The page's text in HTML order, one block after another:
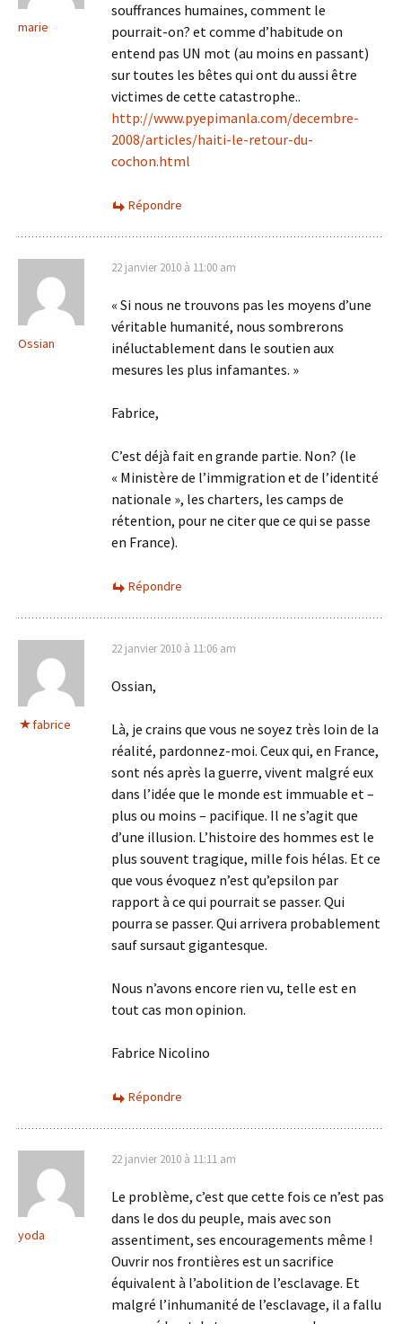
marie
souffrances humaines, comment le
pourrait-on? et comme d’habitude on
entend pas UN mot (au moins en passant)
sur toutes les bêtes qui ont du aussi être
victimes de cette catastrophe..
http://www.pyepimanla.com/decembre-
2008/articles/haiti-le-retour-du-
cochon.html
Répondre
Ossian
22 janvier 2010 à 11:00 am
« Si nous ne trouvons pas les moyens d’une
véritable humanité, nous sombrerons
inéluctablement dans le soutien aux
mesures les plus infamantes. »
Fabrice,
C’est déjà fait en grande partie. Non? (le
« Ministère de l’immigration et de l’identité
nationale », les charters, les camps de
rétention, pour ne citer que ce qui se passe
en France).
Répondre
fabrice
22 janvier 2010 à 11:06 am
Ossian,
Là, je crains que vous ne soyez très loin de la
réalité, pardonnez-moi. Ceux qui, en France,
sont nés après la guerre, vivent malgré eux
dans l’idée que le monde est immuable et –
plus ou moins – pacifique. Il ne s’agit que
d’une illusion. L’histoire des hommes est le
plus souvent tragique, mille fois hélas. Et ce
que vous évoquez n’est qu’epsilon par
rapport à ce qui pourrait se passer. Qui
pourra se passer. Qui arrivera probablement
sauf sursaut gigantesque.
Nous n’avons encore rien vu, telle est en
tout cas mon opinion.
Fabrice Nicolino
Répondre
yoda
22 janvier 2010 à 11:11 am
Le problème, c’est que cette fois ce n’est pas
dans le dos du peuple, mais avec son
assentiment, ses encouragements même !
Ouvrir nos frontières est un sacrifice
équivalent à l’abolition de l’esclavage. Et
malgré l’inhumanité de l’esclavage, il a fallu